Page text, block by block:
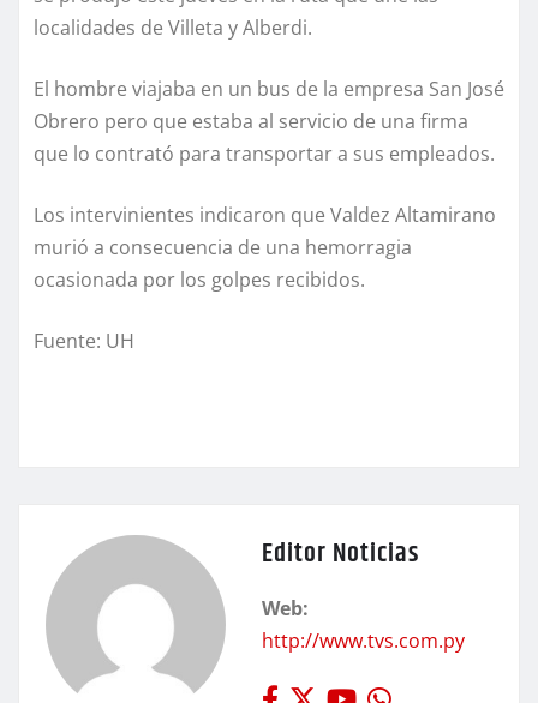
localidades de Villeta y Alberdi.
El hombre viajaba en un bus de la empresa San José
Obrero pero que estaba al servicio de una firma
que lo contrató para transportar a sus empleados.
Los intervinientes indicaron que Valdez Altamirano
murió a consecuencia de una hemorragia
ocasionada por los golpes recibidos.
Fuente: UH
Editor Noticias
Web:
http://www.tvs.com.py